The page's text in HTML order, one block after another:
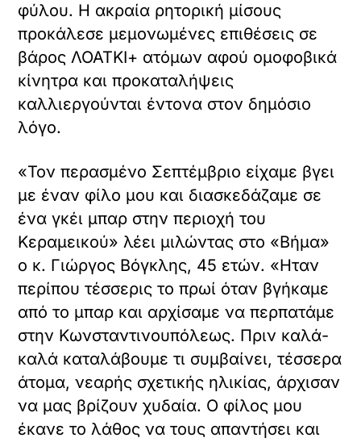
φύλου. Η ακραία ρητορική μίσους
προκάλεσε μεμονωμένες επιθέσεις σε
βάρος ΛΟΑΤΚΙ+ ατόμων αφού ομοφοβικά
κίνητρα και προκαταλήψεις
καλλιεργούνται έντονα στον δημόσιο
λόγο.
«Τον περασμένο Σεπτέμβριο είχαμε βγει
με έναν φίλο μου και διασκεδάζαμε σε
ένα γκέι μπαρ στην περιοχή του
Κεραμεικού» λέει μιλώντας στο «Βήμα»
ο κ. Γιώργος Βόγκλης, 45 ετών. «Ηταν
περίπου τέσσερις το πρωί όταν βγήκαμε
από το μπαρ και αρχίσαμε να περπατάμε
στην Κωνσταντινουπόλεως. Πριν καλά-
καλά καταλάβουμε τι συμβαίνει, τέσσερα
άτομα, νεαρής σχετικής ηλικίας, άρχισαν
να μας βρίζουν χυδαία. Ο φίλος μου
έκανε το λάθος να τους απαντήσει και